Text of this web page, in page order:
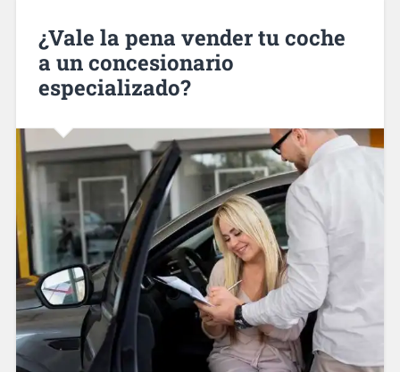
¿Vale la pena vender tu coche
a un concesionario
especializado?